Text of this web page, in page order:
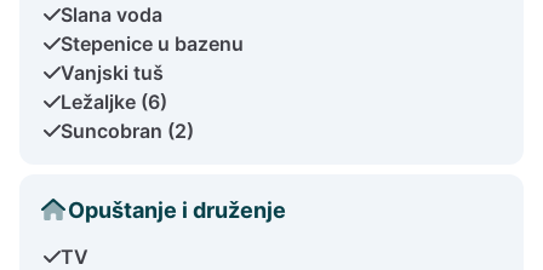
Slana voda
Stepenice u bazenu
Vanjski tuš
Ležaljke (6)
Suncobran (2)
Opuštanje i druženje
TV